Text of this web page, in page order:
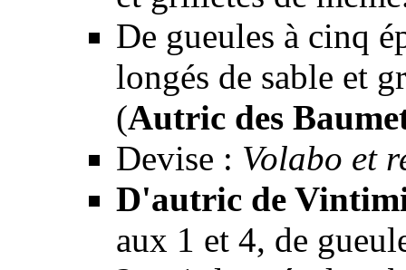
De gueules à cinq
longés de sable et
(Autric des
Devise : Volabo et
D'autric de
aux 1 et 4, de